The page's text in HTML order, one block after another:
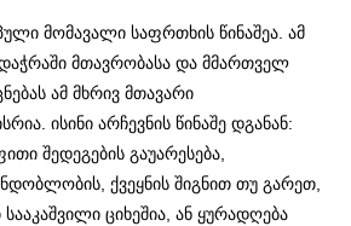
მომავალი საფრთხის წინაშეა. ამ
მთავრობასა და მმართველ
ამ მხრივ მთავარი
ისინი არჩევნის წინაშე დგანან:
შედეგების გაუარესება,
ქვეყნის შიგნით თუ გარეთ,
ციხეშია, ან ყურადღება